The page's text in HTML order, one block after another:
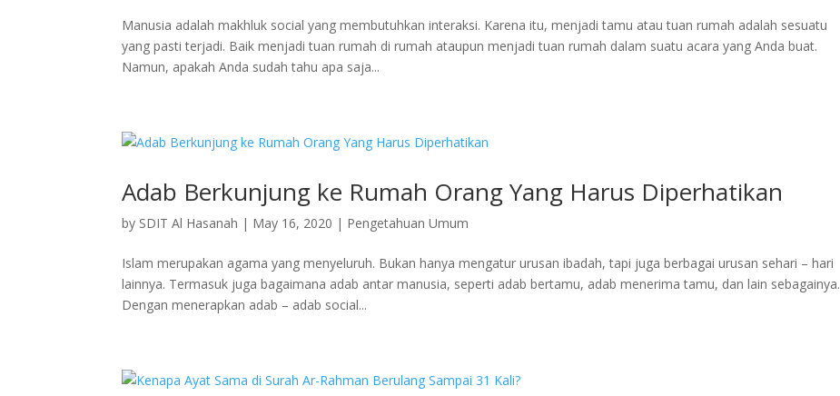
Manusia adalah makhluk social yang membutuhkan interaksi. Karena itu, menjadi tamu atau tuan rumah adalah sesuatu
yang pasti terjadi. Baik menjadi tuan rumah di rumah ataupun menjadi tuan rumah dalam suatu acara yang Anda buat.
Namun, apakah Anda sudah tahu apa saja...
Adab Berkunjung ke Rumah Orang Yang Harus Diperhatikan
by SDIT Al Hasanah | May 16, 2020 | Pengetahuan Umum
Islam merupakan agama yang menyeluruh. Bukan hanya mengatur urusan ibadah, tapi juga berbagai urusan sehari – hari
lainnya. Termasuk juga bagaimana adab antar manusia, seperti adab bertamu, adab menerima tamu, dan lain sebagainya.
Dengan menerapkan adab – adab social...